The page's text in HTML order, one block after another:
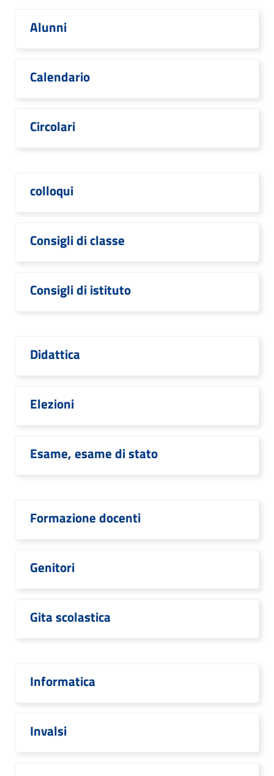
Alunni
Calendario
Circolari
colloqui
Consigli di classe
Consigli di istituto
Didattica
Elezioni
Esame, esame di stato
Formazione docenti
Genitori
Gita scolastica
Informatica
Invalsi